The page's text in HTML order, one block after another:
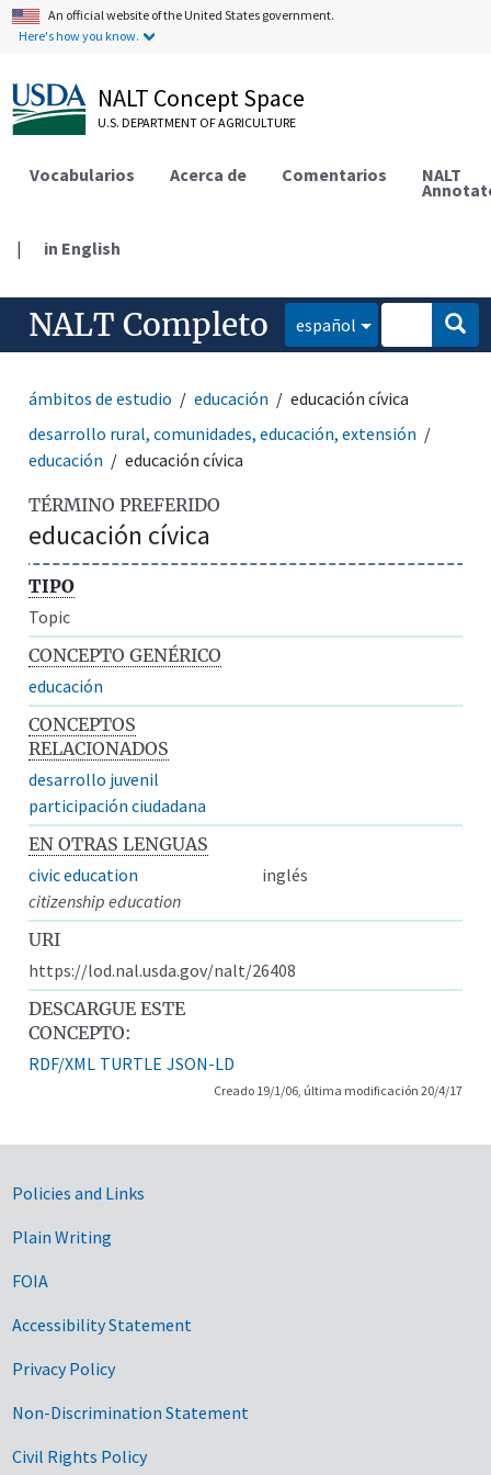
An official website of the United States government.
Here's how you know.
NALT Concept Space
U.S. DEPARTMENT OF AGRICULTURE
Vocabularios Acerca de Comentarios NALT
| in English
NALT Completo español
ámbitos de estudio educación
educación cívica
desarrollo rural, comunidades, educación, extensión
educación
educación cívica
TÉRMINO PREFERIDO
educación cívica
TIPO
Topic
CONCEPTO GENÉRICO
educación
CONCEPTOS
RELACIONADOS
desarrollo juvenil
participación ciudadana
EN OTRAS LENGUAS
civic education
inglés
citizenship education
URI
https://lod.nal.usda.gov/nalt/26408
DESCARGUE ESTE
CONCEPTO:
RDF/XML TURTLE JSON-LD
Creado 19/1/06, última modificación 20/4/17
Government Links
Policies and Links
Plain Writing
FOIA
Accessibility Statement
Privacy Policy
Non-Discrimination Statement
Civil Rights Policy